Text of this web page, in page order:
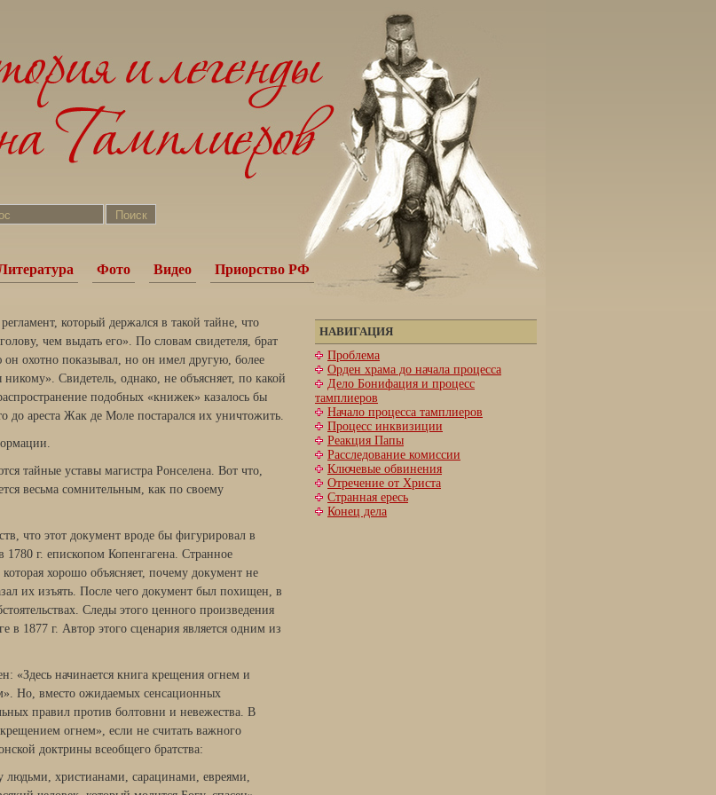
Фото Видео Приорство РФ
который держался в такой тайне, что
чем выдать его». По словам свидетеля, брат
охотно показывал, но он имел другую, более
Свидетель, однако, не объясняет, по какой
подобных «книжек» казалось бы
до ареста Жак де Моле постарался их уничтожить.
тайные уставы магистра Ронселена. Вот что,
весьма сомнительным, как по своему
что этот документ вроде бы фигурировал в
1780 г. епископом Копенгагена. Странное
хорошо объясняет, почему документ не
их изъять. После чего документ был похищен, в
Следы этого ценного произведения
в 1877 г. Автор этого сценария является одним из
«Здесь начинается книга крещения огнем и
Но, вместо ожидаемых сенсационных
правил против болтовни и невежества. В
огнем», если не считать важного
доктрины всеобщего братства:
людьми, христианами, сарацинами, евреями,
НАВИГАЦИЯ
Проблема
Орден храма до начала процесса
Дело Бонифация и процесс
тамплиеров
Начало процесса тамплиеров
Процесс инквизиции
Реакция Папы
Расследование комиссии
Ключевые обвинения
Отречение от Христа
Странная ересь
Конец дела